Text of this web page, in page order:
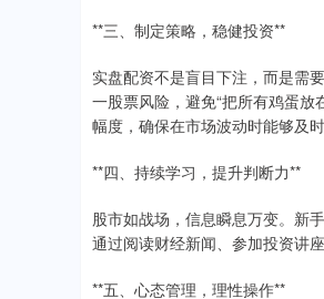
**三、制定策略，稳健投资**
实盘配资不是盲目下注，而是需
一股票风险，避免“把所有鸡蛋放
幅度，确保在市场波动时能够及
**四、持续学习，提升判断力**
股市如战场，信息瞬息万变。新
通过阅读财经新闻、参加投资讲
**五、心态管理，理性操作**